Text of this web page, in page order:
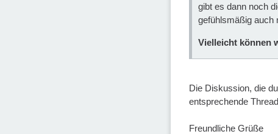
gibt es dann noch
gefühlsmäßig auch
Vielleicht können
Die Diskussion, die
entsprechende
Freundliche Grüße